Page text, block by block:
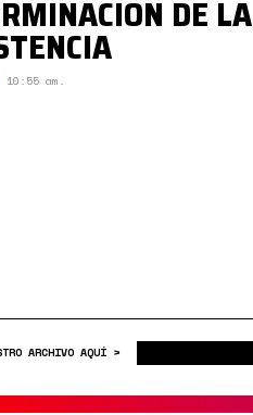
DE LA
10:55 am.
ARCHIVO AQUÍ >